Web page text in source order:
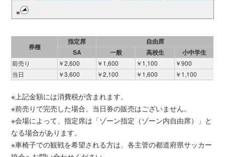
券種
指定席
自由席
SA
一般 高校生 小中学生
前売り ￥2,600 ￥1,600 ￥1,100
￥900
当日
￥3,600 ￥2,100 ￥1,600 ￥1,100
※上記金額には消費税が含まれます。
※前売りで完売した場合、当日券の販売はございません。
※会場によって、指定席は「ゾーン指定（ゾーン内自由席）」と
なる場合があります。
※車椅子での観戦を希望される方は、各主管の都道府県サッカー